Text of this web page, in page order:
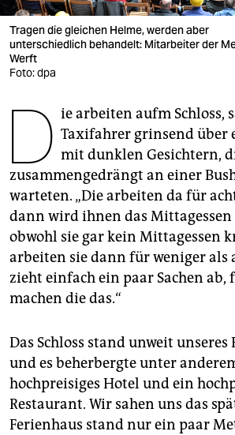
veranstaltungen
shop
fragen & hilfe
unterstützen
genossenschaft
epaper login
Tragen die gleichen Helme, werden aber
unterschiedlich behandelt: Mitarbeiter der
Werft
Foto: dpa
D ie arbeiten aufm Schloss,
Taxifahrer grinsend über
mit dunklen Gesichtern,
zusammengedrängt an einer
warteten. „Die arbeiten da für
dann wird ihnen das Mittagessen
obwohl sie gar kein Mittagessen
arbeiten sie dann für weniger als
zieht einfach ein paar Sachen ab,
machen die das.“
Das Schloss stand unweit unseres
und es beherbergte unter
hochpreisiges Hotel und ein
Restaurant. Wir sahen uns das
Ferienhaus stand nur ein paar